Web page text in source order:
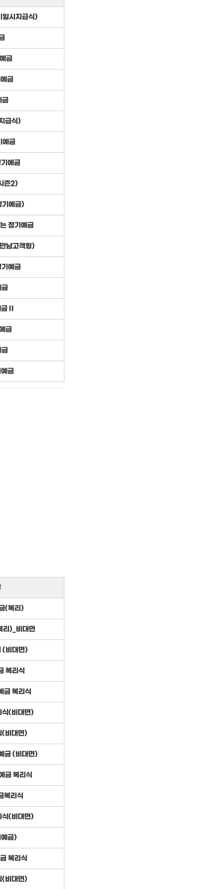
시지급식)
금
금
금
급식)
예금
예금
즌2)
기예금)
정기예금
남고객형)
예금
II
금
금
금
(복리)
리)_비대면
(비대면)
복리식
금 복리식
식(비대면)
(비대면)
금 (비대면)
금 복리식
복리식
식(비대면)
예금)
복리식
(비대면)